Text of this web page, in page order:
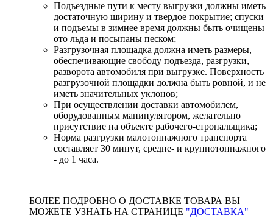
Подъездные пути к месту выгрузки должны иметь
достаточную ширину и твердое покрытие; спуски
и подъемы в зимнее время должны быть очищены
ото льда и посыпаны песком;
Разгрузочная площадка должна иметь размеры,
обеспечивающие свободу подъезда, разгрузки,
разворота автомобиля при выгрузке. Поверхность
разгрузочной площадки должна быть ровной, и не
иметь значительных уклонов;
При осуществлении доставки автомобилем,
оборудованным манипулятором, желательно
присутствие на объекте рабочего-стропальщика;
Норма разгрузки малотоннажного транспорта
составляет 30 минут, средне- и крупнотоннажного
- до 1 часа.
БОЛЕЕ ПОДРОБНО О ДОСТАВКЕ ТОВАРА ВЫ
МОЖЕТЕ УЗНАТЬ НА СТРАНИЦЕ "ДОСТАВКА"